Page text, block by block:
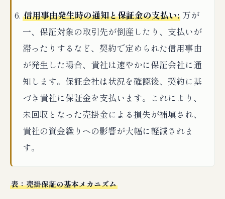
信用事由発生時の通知と保証金の支払い: 万が
一、保証対象の取引先が倒産したり、支払いが
滞ったりするなど、契約で定められた信用事由
が発生した場合、貴社は速やかに保証会社に通
知します。保証会社は状況を確認後、契約に基
づき貴社に保証金を支払います。これにより、
未回収となった売掛金による損失が補填され、
貴社の資金繰りへの影響が大幅に軽減されま
す。
表：売掛保証の基本メカニズム